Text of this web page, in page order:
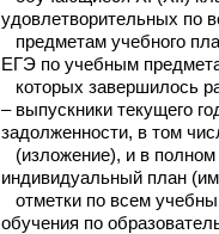
удовлетворительных по
предметам учебного
ЕГЭ по учебным
которых завершилось
– выпускники текущего
задолженности, в том
(изложение), и в
индивидуальный план
отметки по всем
обучения по